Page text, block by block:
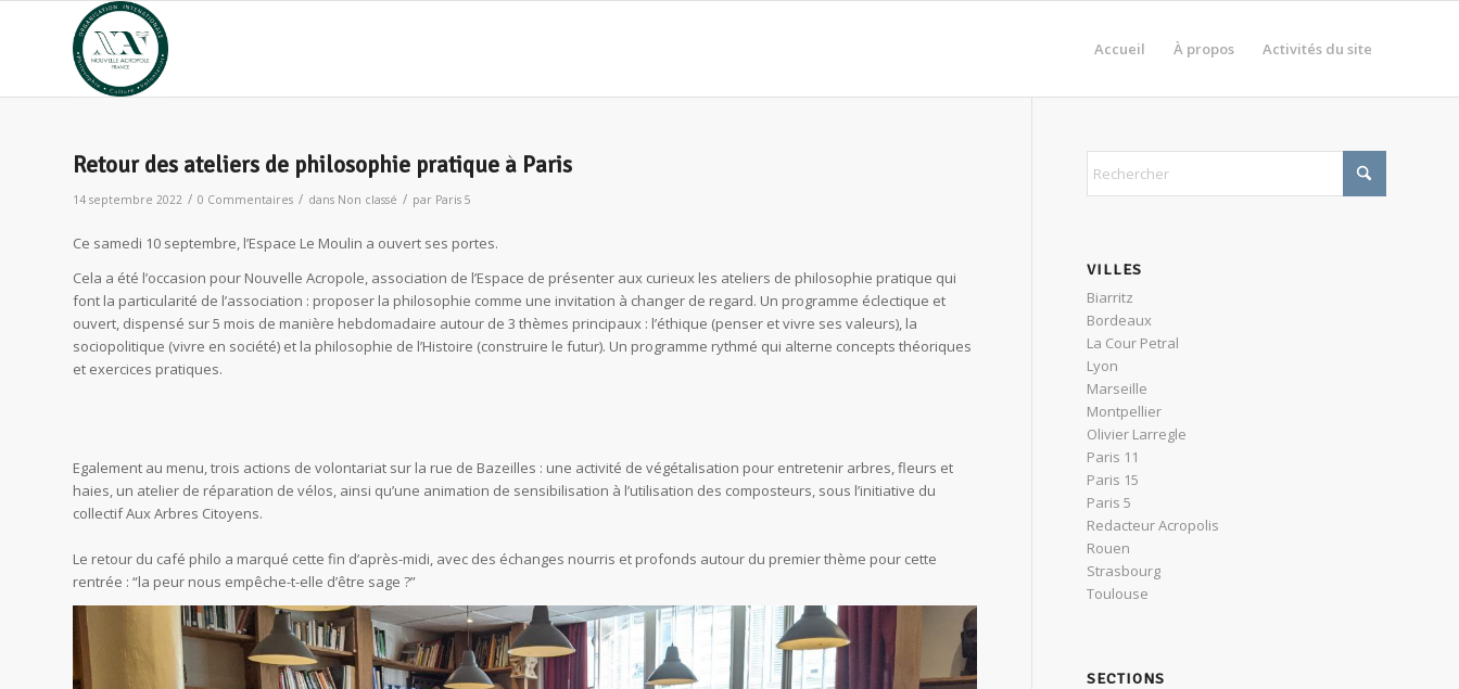
Accueil À propos Activités du site
Retour des ateliers de philosophie pratique à Paris
14 septembre 2022 / 0 Commentaires / dans Non classé / par Paris 5
Ce samedi 10 septembre, l’Espace Le Moulin a ouvert ses portes.
Cela a été l’occasion pour Nouvelle Acropole, association de l’Espace de présenter aux curieux les ateliers de philosophie pratique qui
font la particularité de l’association : proposer la philosophie comme une invitation à changer de regard. Un programme éclectique et
ouvert, dispensé sur 5 mois de manière hebdomadaire autour de 3 thèmes principaux : l’éthique (penser et vivre ses valeurs), la
sociopolitique (vivre en société) et la philosophie de l’Histoire (construire le futur). Un programme rythmé qui alterne concepts théoriques
et exercices pratiques.
Egalement au menu, trois actions de volontariat sur la rue de Bazeilles : une activité de végétalisation pour entretenir arbres, fleurs et
haies, un atelier de réparation de vélos, ainsi qu’une animation de sensibilisation à l’utilisation des composteurs, sous l’initiative du
collectif Aux Arbres Citoyens.
Le retour du café philo a marqué cette fin d’après-midi, avec des échanges nourris et profonds autour du premier thème pour cette
rentrée : “la peur nous empêche-t-elle d’être sage ?”
VILLES
Biarritz
Bordeaux
La Cour Petral
Lyon
Marseille
Montpellier
Olivier Larregle
Paris 11
Paris 15
Paris 5
Redacteur Acropolis
Rouen
Strasbourg
Toulouse
SECTIONS